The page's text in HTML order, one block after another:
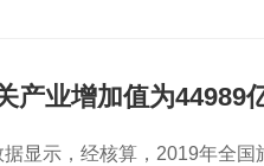
产业增加值为44989
显示，经核算，2019年全